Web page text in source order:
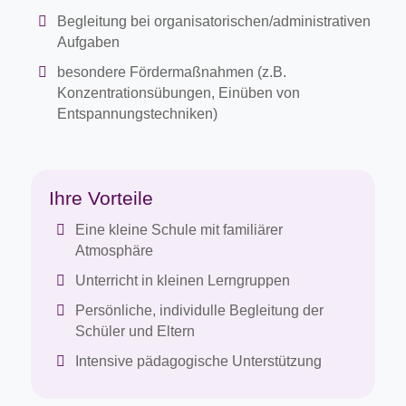
Begleitung bei organisatorischen/administrativen
Aufgaben
besondere Fördermaßnahmen (z.B.
Konzentrationsübungen, Einüben von
Entspannungstechniken)
Ihre Vorteile
Eine kleine Schule mit familiärer
Atmosphäre
Unterricht in kleinen Lerngruppen
Persönliche, individulle Begleitung der
Schüler und Eltern
Intensive pädagogische Unterstützung